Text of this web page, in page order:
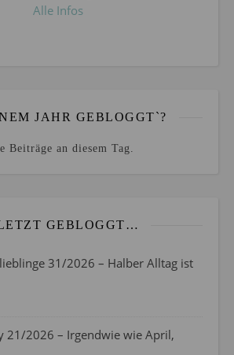
Alle Infos
JAHR GEBLOGGT`?
Beiträge an diesem Tag.
GEBLOGGT…
31/2026 – Halber Alltag ist
21/2026 – Irgendwie wie April,